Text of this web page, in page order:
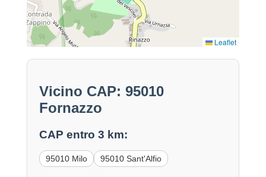
Leaflet
Vicino CAP: 95010
Fornazzo
CAP entro 3 km:
95010 Milo 95010 Sant'Alfio